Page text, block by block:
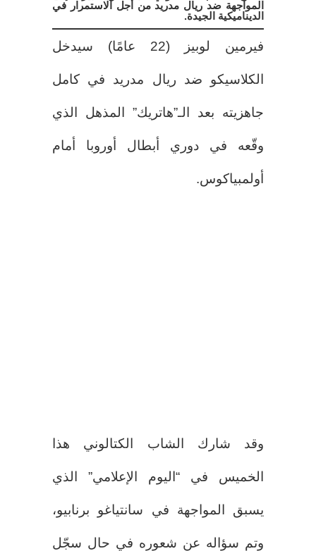
المواجهة ضد ريال مدريد من أجل الاستمرار في
الديناميكية الجيدة.
فيرمين لوبيز (22 عامًا) سيدخل
الكلاسيكو ضد ريال مدريد في كامل
جاهزيته بعد الـ”هاتريك” المذهل الذي
وقّعه في دوري أبطال أوروبا أمام
أولمبياكوس.
وقد شارك الشاب الكتالوني هذا
الخميس في “اليوم الإعلامي” الذي
يسبق المواجهة في سانتياغو برنابيو،
وتم سؤاله عن شعوره في حال سجّل